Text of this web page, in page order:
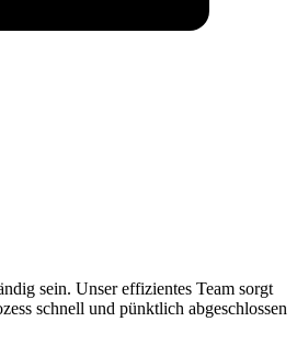
sein. Unser effizientes Team sorgt
schnell und pünktlich abgeschlossen